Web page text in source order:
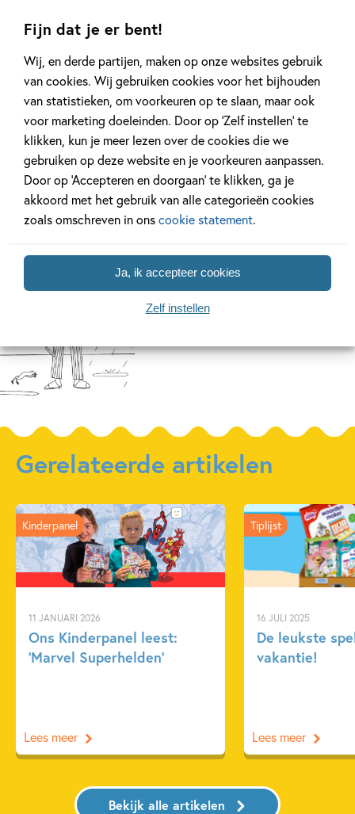
Fijn dat je er bent!
Wij, en derde partijen, maken op onze websites gebruik
van cookies. Wij gebruiken cookies voor het bijhouden
van statistieken, om voorkeuren op te slaan, maar ook
voor marketing doeleinden. Door op ‘Zelf instellen’ te
klikken, kun je meer lezen over de cookies die we
gebruiken op deze website en je voorkeuren aanpassen.
Door op ‘Accepteren en doorgaan’ te klikken, ga je
akkoord met het gebruik van alle categorieën cookies
zoals omschreven in onscookie statement.
Ja, ik accepteer cookies
Zelf instellen
Gerelateerde downloads
Gerelateerde artikelen
11 JANUARI 2026
Ons Kinderpanel leest:
‘Marvel Superhelden’
Kinderpanel
Lees meer
16 JULI 2025
De leukste
vakantie!
Tiplijst
Lees meer
Bekijk alle artikelen